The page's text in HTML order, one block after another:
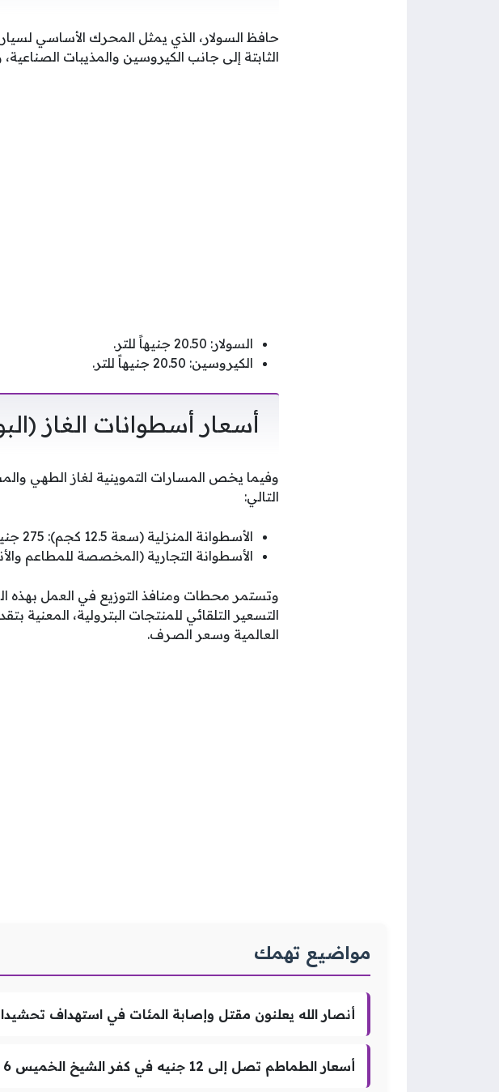
حافظ السولار، الذي يمثل المحرك الأساسي
الثابتة إلى جانب الكيروسين والمذيبات الصناعية،
السولار: 20.50 جنيهاً للتر.
الكيروسين: 20.50 جنيهاً للتر.
أسعار أسطوانات الغاز
وفيما يخص المسارات التموينية لغاز الطهي
التالي:
الأسطوانة المنزلية (سعة 12.5 كجم): 275 جنيهاً.
الأسطوانة التجارية (المخصصة للمطاعم والأنشطة
وتستمر محطات ومنافذ التوزيع في العمل بهذه
التسعير التلقائي للمنتجات البترولية، المعنية
العالمية وسعر الصرف.
مواضيع تهمك
أنصار الله يعلنون مقتل وإصابة المئات في استهداف
أسعار الطماطم تصل إلى 12 جنيه في كفر الشيخ الخميس 6 أغسطس 2026 ومتابعة أسعار الخضروات والفاكهة